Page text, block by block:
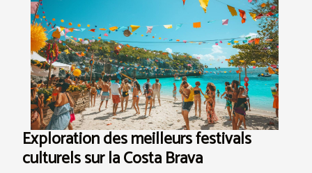
Exploration des meilleurs festivals
culturels sur la Costa Brava